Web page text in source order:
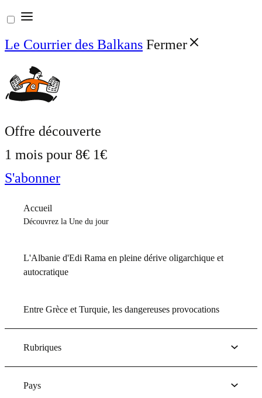
Aller
au
contenu
Le Courrier des Balkans Fermer
Offre découverte
1 mois pour 8€ 1€
S'abonner
Accueil
Découvrez la Une du jour
L'Albanie d'Edi Rama en pleine dérive oligarchique et
autocratique
Entre Grèce et Turquie, les dangereuses provocations
Rubriques
Pays